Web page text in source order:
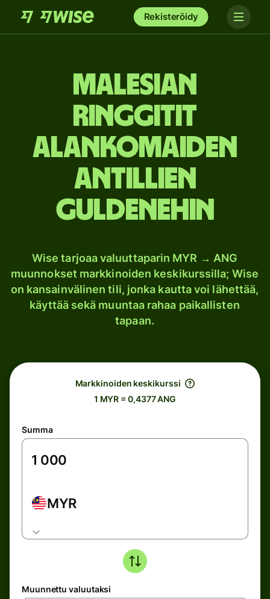
Rekisteröidy
Malesian
ringgitit
Alankomaiden
Antillien
guldenehin
Wise tarjoaa valuuttaparin MYR → ANG
muunnokset markkinoiden keskikurssilla; Wise
on kansainvälinen tili, jonka kautta voi lähettää,
käyttää sekä muuntaa rahaa paikallisten
tapaan.
Markkinoiden keskikurssi
1 MYR = 0,4377 ANG
Summa
MYR
Muunnettu valuutaksi